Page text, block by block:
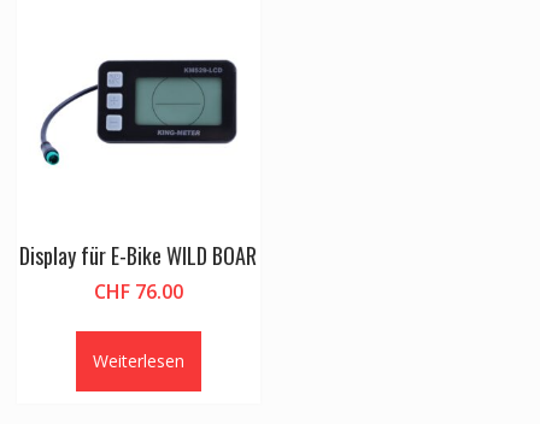
Display für E-Bike WILD BOAR
CHF76.00
Weiterlesen